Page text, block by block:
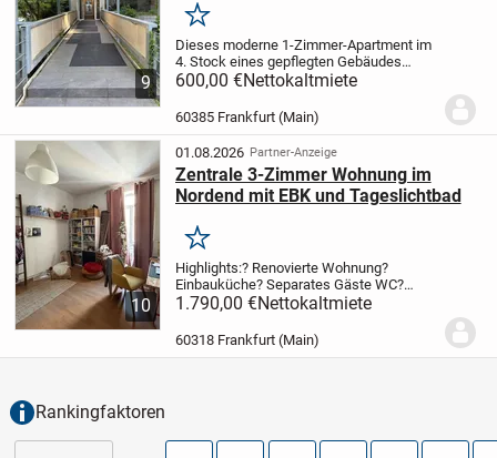
9
Merken
Dieses moderne 1-Zimmer-Apartment im
4. Stock eines gepflegten Gebäudes
bietet eine Wohnfläche von ca. 39,77 m².
Die Wohnung verfügt über einen hellen
Wohn- und Schlafbereich mit Balkon und
eine...
600,00 €Nettokaltmiete
60385 Frankfurt (Main)
10
01.08.2026 Partner-Anzeige
Zentrale 3-Zimmer Wohnung im
Nordend mit EBK und Tageslichtbad
Merken
Highlights:? Renovierte Wohnung?
Einbauküche? Separates Gäste WC?
Duschwanne? Zusätzlicher Abstellraum
U5-Haltestelle Glauburgstraße direkt vor
der Tür ? Rewe, Aldi und Penny in
unmittelbarer...
1.790,00 €Nettokaltmiete
60318 Frankfurt (Main)
Rankingfaktoren